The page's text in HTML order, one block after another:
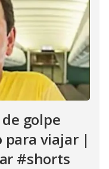
golpe
para viajar |
#shorts